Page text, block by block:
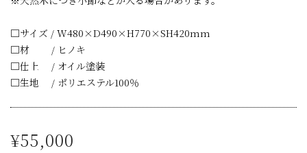
□サイズ / W480×D490×H770×SH420mm
□材 / ヒノキ
□仕上 / オイル塗装
□生地 / ポリエステル100％
¥55,000